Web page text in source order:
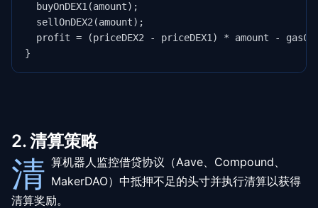
  buyOnDEX1(amount);
  sellOnDEX2(amount);
profit = (priceDEX2 - priceDEX1) * amount -
}
2. 清算策略
清 算机器人监控借贷协议（Aave、Compound、
MakerDAO）中抵押不足的头寸并执行清算以获得
清算奖励。